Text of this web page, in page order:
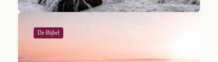
De Bijbel